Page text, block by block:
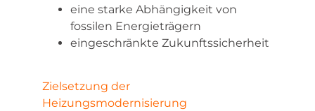
eine starke Abhängigkeit von
fossilen Energieträgern
eingeschränkte Zukunftssicherheit
Zielsetzung der
Heizungsmodernisierung